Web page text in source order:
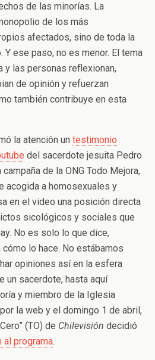
de las minorías. La
de los más
afectados, sino de toda la
Y ese paso, no es menor. El tema
y las personas reflexionan,
de opinión y refuerzan
también contribuye en esta
la atención un testimonio
del sacerdote jesuita Pedro
de la ONG Todo Mejora,
acogida a homosexuales y
en el video una posición directa
sicológicos y sociales que
No es solo lo que dice,
lo hace. No estábamos
opiniones así en la esfera
un sacerdote, hasta aquí
y miembro de la Iglesia
la web y el domingo 1 de abril,
(TO) de Chilevisión decidió
al programa.